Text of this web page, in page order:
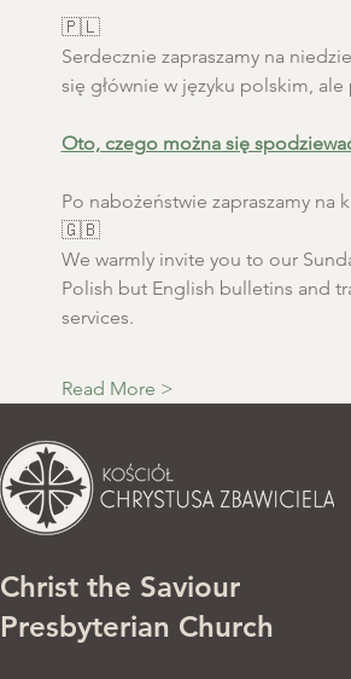
🇵🇱
Serdecznie zapraszamy na
się głównie w języku polskim,
Oto, czego można się
Po nabożeństwie zapraszamy na
🇬🇧
We warmly invite you to our
Polish but English bulletins and
services.
Read More >
Christ the Saviour
Presbyterian Church